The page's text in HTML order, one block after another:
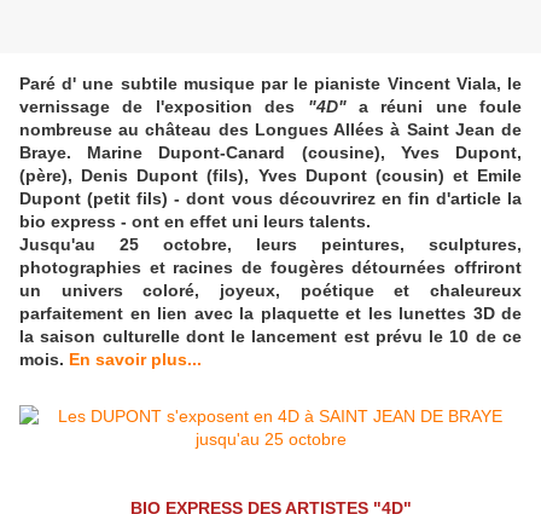
Paré d' une subtile musique par le pianiste Vincent Viala, le
vernissage de l'exposition des "4D"a réuni une foule
nombreuse au château des Longues Allées à Saint Jean de
Braye. Marine Dupont-Canard (cousine), Yves Dupont,
(père), Denis Dupont (fils), Yves Dupont (cousin) et Emile
Dupont (petit fils) - dont vous découvrirez en fin d'article la
bio express - ont en effet uni leurs talents.
Jusqu'au 25 octobre, leurs peintures, sculptures,
photographies et racines de fougères détournées offriront
un univers coloré, joyeux, poétique et chaleureux
parfaitement en lien avec la plaquette et les lunettes 3D de
la saison culturelle dont le lancement est prévu le 10 de ce
mois. En savoir plus...
BIO EXPRESS DES ARTISTES "4D"